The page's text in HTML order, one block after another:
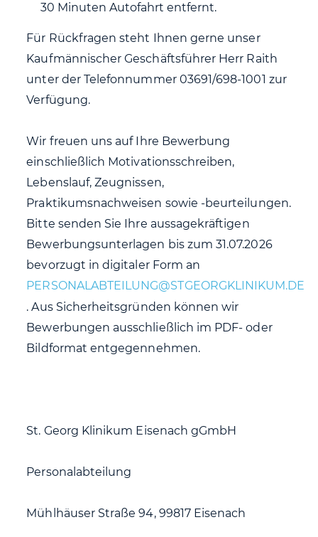
30 Minuten Autofahrt entfernt.
Für Rückfragen steht Ihnen gerne unser
Kaufmännischer Geschäftsführer Herr Raith
unter der Telefonnummer 03691/698-1001 zur
Verfügung.
Wir freuen uns auf Ihre Bewerbung
einschließlich Motivationsschreiben,
Lebenslauf, Zeugnissen,
Praktikumsnachweisen sowie -beurteilungen.
Bitte senden Sie Ihre aussagekräftigen
Bewerbungsunterlagen bis zum 31.07.2026
bevorzugt in digitaler Form an
. Aus Sicherheitsgründen können wir
Bewerbungen ausschließlich im PDF- oder
Bildformat entgegennehmen.
St. Georg Klinikum Eisenach gGmbH
Personalabteilung
Mühlhäuser Straße 94, 99817 Eisenach